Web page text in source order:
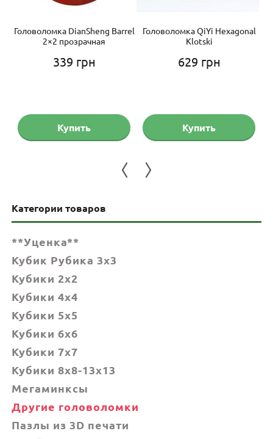
Головоломка DianSheng Barrel
2×2 прозрачная
339 грн
Купить
Головоломка QiYi Hexagonal
Klotski
629 грн
Купить
Категории товаров
**Уценка**
Кубик Рубика 3x3
Кубики 2x2
Кубики 4x4
Кубики 5x5
Кубики 6х6
Кубики 7х7
Кубики 8x8-13x13
Мегаминксы
Другие головоломки
Пазлы из 3D печати